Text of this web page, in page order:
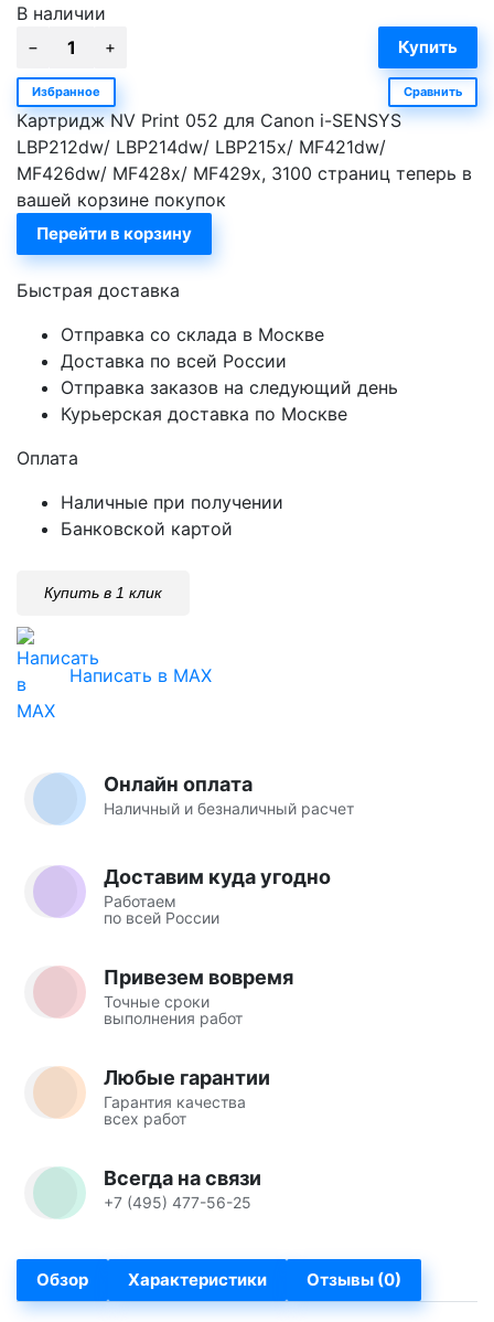
В наличии
Избранное Сравнить
Картридж NV Print 052 для Canon i-SENSYS
LBP212dw/ LBP214dw/ LBP215x/ MF421dw/
MF426dw/ MF428x/ MF429x, 3100 страниц теперь в
вашей корзине покупок
Перейти в корзину
Быстрая доставка
Отправка со склада в Москве
Доставка по всей России
Отправка заказов на следующий день
Курьерская доставка по Москве
Оплата
Наличные при получении
Банковской картой
Купить в 1 клик
Написать в MAX
Онлайн оплата
Наличный и безналичный расчет
Доставим куда угодно
Работаем
по всей России
Привезем вовремя
Точные сроки
выполнения работ
Любые гарантии
Гарантия качества
всех работ
Всегда на связи
+7 (495) 477-56-25
Обзор Характеристики Отзывы (0)